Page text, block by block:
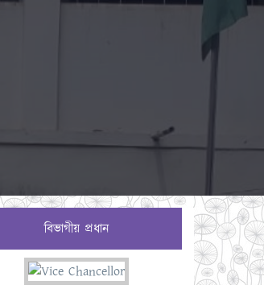
বিভাগীয় প্রধান